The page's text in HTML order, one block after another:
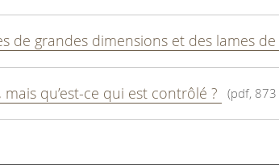
de grandes dimensions et des lames
mais qu’est-ce qui est contrôlé ? (pdf, 873